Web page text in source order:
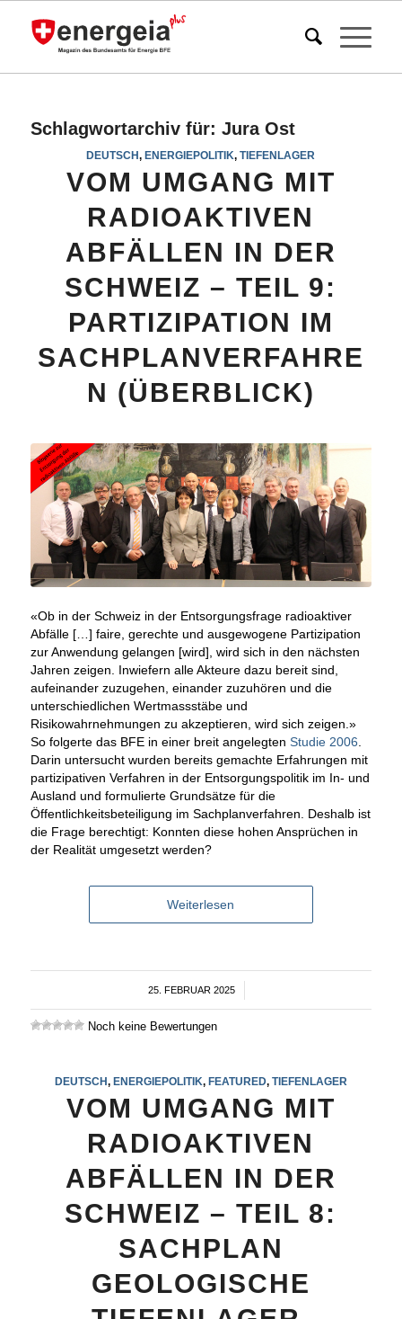
Schlagwortarchiv für: Jura Ost
DEUTSCH,ENERGIEPOLITIK,TIEFENLAGER
VOM UMGANG MIT
RADIOAKTIVEN
ABFÄLLEN IN DER
SCHWEIZ – TEIL 9:
PARTIZIPATION IM
SACHPLANVERFAHRE
N (ÜBERBLICK)
«Ob in der Schweiz in der Entsorgungsfrage radioaktiver
Abfälle […] faire, gerechte und ausgewogene Partizipation
zur Anwendung gelangen [wird], wird sich in den nächsten
Jahren zeigen. Inwiefern alle Akteure dazu bereit sind,
aufeinander zuzugehen, einander zuzuhören und die
unterschiedlichen Wertmassstäbe und
Risikowahrnehmungen zu akzeptieren, wird sich zeigen.»
So folgerte das BFE in einer breit angelegten Studie 2006
Darin untersucht wurden bereits gemachte Erfahrungen mit
partizipativen Verfahren in der Entsorgungspolitik im In- und
Ausland und formulierte Grundsätze für die
Öffentlichkeitsbeteiligung im Sachplanverfahren. Deshalb ist
die Frage berechtigt: Konnten diese hohen Ansprüchen in
der Realität umgesetzt werden?
Weiterlesen
25. FEBRUAR 2025
/
Noch keine Bewertungen
DEUTSCH, ENERGIEPOLITIK, FEATURED, TIEFENLAGER
VOM UMGANG MIT
RADIOAKTIVEN
ABFÄLLEN IN DER
SCHWEIZ – TEIL 8:
SACHPLAN
GEOLOGISCHE